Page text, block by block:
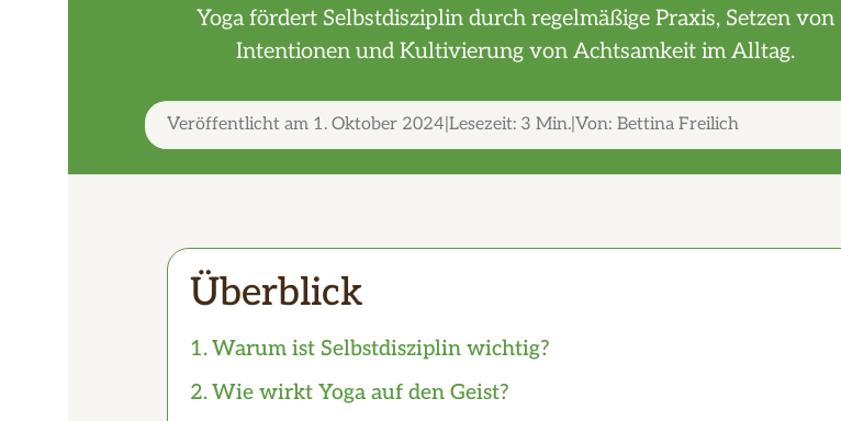
Yoga fördert Selbstdisziplin durch regelmäßige Praxis, Setzen von
Intentionen und Kultivierung von Achtsamkeit im Alltag.
Veröffentlicht am 1. Oktober 2024 Lesezeit: 3 Min. Von: Bettina Freilich
Überblick
Warum ist Selbstdisziplin wichtig?
Wie wirkt Yoga auf den Geist?